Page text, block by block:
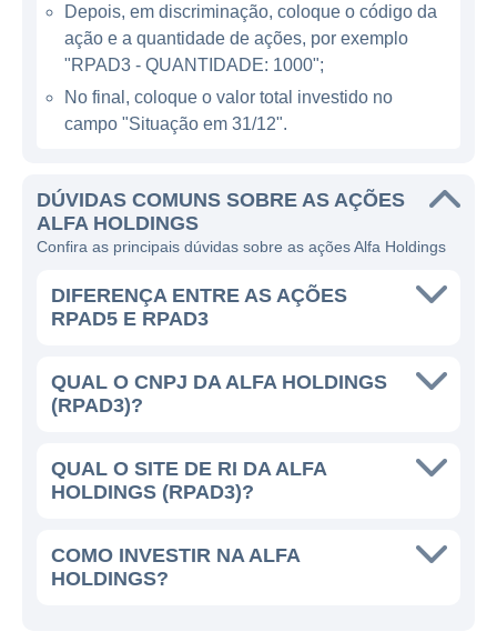
maior resiliência diante das oscilações
econômicas.
Os principais segmentos em que a Alfa
Holdings atua incluem:
investimento;
Participação em empresas estratégicas;
de infraestrutura;
Consultoria financeira e de investimentos.
Por meio de uma gestão ativa e focada, a
Alfa Holdings procura não apenas maximizar
desenvolvimento sustentável dos setores em
que está inserida, buscando equilibrar
A ALFA HOLDINGS HOJE
Depois, em discriminação, coloque o código da
ação e a quantidade de ações, por exemplo
"RPAD3 - QUANTIDADE: 1000";
No final, coloque o valor total investido no
campo "Situação em 31/12".
DÚVIDAS COMUNS SOBRE AS AÇÕES
ALFA HOLDINGS
Confira as principais dúvidas sobre as ações Alfa Holdings
DIFERENÇA ENTRE AS AÇÕES
RPAD5 E RPAD3
QUAL O CNPJ DA ALFA HOLDINGS
(RPAD3)?
QUAL O SITE DE RI DA ALFA
HOLDINGS (RPAD3)?
COMO INVESTIR NA ALFA
HOLDINGS?